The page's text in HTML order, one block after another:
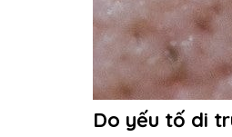
Do yếu tố di